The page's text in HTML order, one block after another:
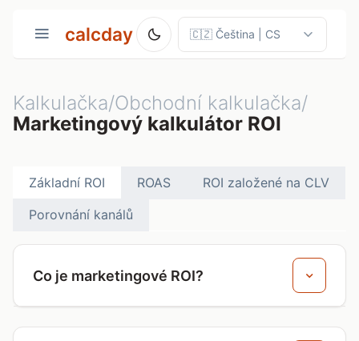
calcday
Kalkulačka/Obchodní kalkulačka/
Marketingový kalkulátor ROI
Základní ROI ROAS
ROI založené na CLV
Porovnání kanálů
Co je marketingové ROI?